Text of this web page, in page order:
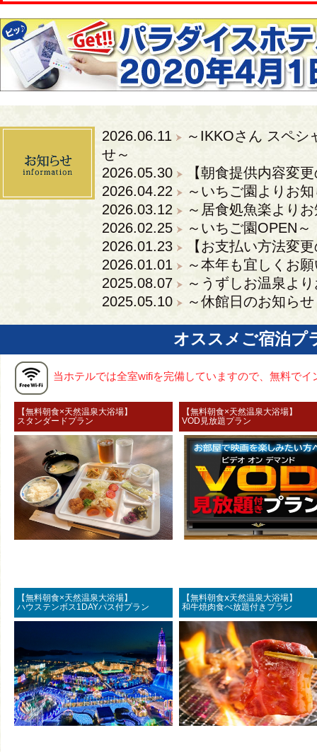
2026.06.11
～IKKOさん スペシ
せ～
2026.05.30
【朝食提供内容変
2026.04.22
～いちご園よりお
2026.03.12
～居食処魚楽より
2026.02.25
～いちご園OPEN～
2026.01.23
【お支払い方法変
2026.01.01
～本年も宜しくお
2025.08.07
～うずしお温泉よ
2025.05.10
～休館日のお知ら
オススメご宿泊プ
当ホテルでは全室wifiを完備していますので、無料で
【無料朝食×天然温泉大浴場】
スタンダードプラン
【無料朝食×天然温泉大浴
VOD見放題プラン
【無料朝食×天然温泉大浴場】
ハウステンボス1DAYパス付プラン
【無料朝食ⅹ天然温泉大浴
和牛焼肉食べ放題付きプラン